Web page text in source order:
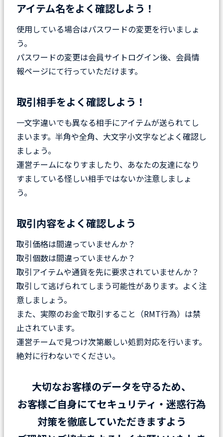
アイテム名をよく確認しよう！
使用している場合はパスワードの変更を行いましょ
う。
パスワードの変更は会員サイトログイン後、会員情
報ページにて行っていただけます。
取引相手をよく確認しよう！
一文字違いでも異なる相手にアイテムが送られてし
まいます。半角や全角、大文字小文字などよく確認し
ましょう。
運営チームになりすましたり、あなたの友達になり
すましている怪しい相手ではないか注意しましょ
う。
取引内容をよく確認しよう
取引価格は間違っていませんか？
取引個数は間違っていませんか？
取引アイテムや通貨を先に要求されていませんか？
取引して逃げられてしまう可能性があります。よく注
意しましょう。
また、実際のお金で取引すること（RMT行為）は禁
止されています。
運営チームで見つけ次第厳しい処罰対応を行います。
絶対に行わないでください。
大切なお客様のデータを守るため、
お客様ご自身にてセキュリティ・迷惑行為
対策を徹底していただきますよう